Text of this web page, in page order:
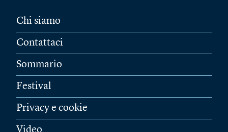
Chi siamo
Contattaci
Sommario
Festival
Privacy e cookie
Video